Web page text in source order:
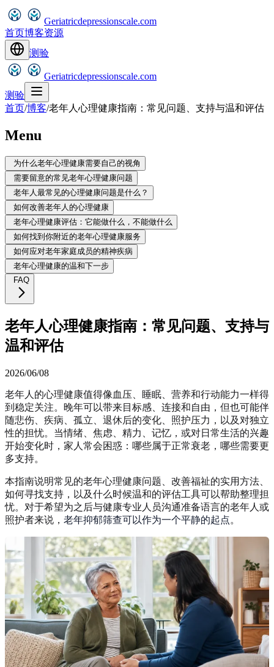
Geriatricdepressionscale.com
首页博客资源
测验
Geriatricdepressionscale.com
测验
首页/博客/老年人心理健康指南：常见问题、支持与温和评估
Menu
为什么老年心理健康需要自己的视角
需要留意的常见老年心理健康问题
老年人最常见的心理健康问题是什么？
如何改善老年人的心理健康
老年心理健康评估：它能做什么，不能做什么
如何找到你附近的老年心理健康服务
如何应对老年家庭成员的精神疾病
老年心理健康的温和下一步
FAQ
老年人心理健康指南：常见问题、支持与
温和评估
2026/06/08
老年人的心理健康值得像血压、睡眠、营养和行动能力一样得
到稳定关注。晚年可以带来目标感、连接和自由，但也可能伴
随悲伤、疾病、孤立、退休后的变化、照护压力，以及对独立
性的担忧。当情绪、焦虑、精力、记忆，或对日常生活的兴趣
开始变化时，家人常会困惑：哪些属于正常衰老，哪些需要更
多支持。
本指南说明常见的老年心理健康问题、改善福祉的实用方法、
如何寻找支持，以及什么时候温和的评估工具可以帮助整理担
忧。对于希望为之后与健康专业人员沟通准备语言的老年人或
照护者来说， 老年抑郁筛查可以作为一个平静的起点。